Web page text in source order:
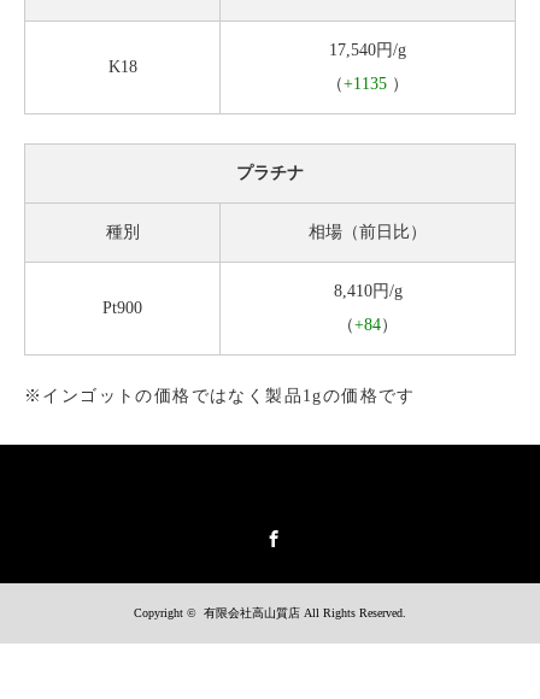
K18
17,540円/g
（+1135 ）
プラチナ
種別 相場（前日比）
Pt900
8,410円/g
（+84）
※インゴットの価格ではなく製品1gの価格です
Copyright © 有限会社高山質店 All Rights Reserved.